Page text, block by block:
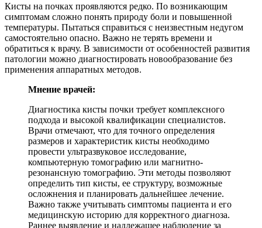
Кисты на почках проявляются редко. По возникающим
симптомам сложно понять природу боли и повышенной
температуры. Пытаться справиться с неизвестным недугом
самостоятельно опасно. Важно не терять времени и
обратиться к врачу. В зависимости от особенностей развития
патологии можно диагностировать новообразование без
применения аппаратных методов.
Мнение врачей:
Диагностика кисты почки требует комплексного
подхода и высокой квалификации специалистов.
Врачи отмечают, что для точного определения
размеров и характеристик кисты необходимо
провести ультразвуковое исследование,
компьютерную томографию или магнитно-
резонансную томографию. Эти методы позволяют
определить тип кисты, ее структуру, возможные
осложнения и планировать дальнейшее лечение.
Важно также учитывать симптомы пациента и его
медицинскую историю для корректного диагноза.
Раннее выявление и надлежащее наблюдение за